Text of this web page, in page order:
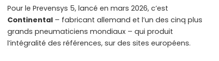
Pour le Prevensys 5, lancé en mars 2026, c’est
Continental – fabricant allemand et l’un des cinq plus
grands pneumaticiens mondiaux – qui produit
l’intégralité des références, sur des sites européens.